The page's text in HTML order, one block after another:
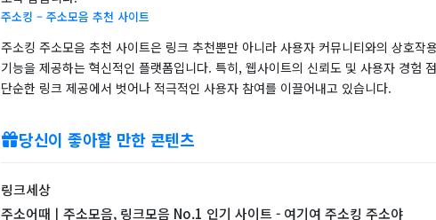
주소킹 – 주소모음 추천 사이트
주소킹 주소모음 추천 사이트은 링크 추천뿐만 아니라 사용자 커뮤니티와의 상호작
기능을 제공하는 혁신적인 플랫폼입니다. 특히, 웹사이트의 신뢰도 및 사용자 경험
단순한 링크 제공에서 벗어나 적극적인 사용자 참여를 이끌어내고 있습니다.
당신이 좋아할 만한 콘텐츠
링크세상
주소어때ㅣ주소모음, 링크모음 No.1 인기 사이트 - 여기여 주소킹 주소야